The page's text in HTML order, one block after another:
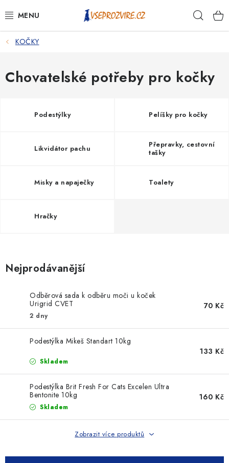
na
PSI
KOČKY
PRO CHOVATELE
NA NEMOCI
Podmínky ochrany osobních údajů
KOČKY
Chovatelské potřeby pro kočky
Podestýlky Pelíšky pro kočky
Likvidátor pachu
Přepravky, cestovní
tašky
Misky a napaječky Toalety
Hračky
Nejprodávanější
Odběrová sada k odběru moči u koček
Urigrid CVET
2 dny
70 Kč
Podestýlka Mikeš Standart 10kg
Skladem
133 Kč
Podestýlka Brit Fresh For Cats Excelen Ultra
Bentonite 10kg
Skladem
160 Kč
Zobrazit více produktů